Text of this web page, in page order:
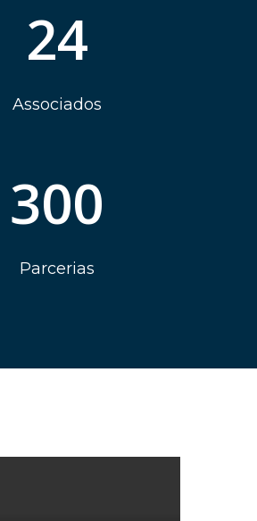
24
Associados
300
Parcerias